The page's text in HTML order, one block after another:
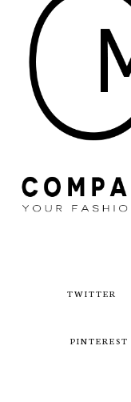
TWITTER
PINTEREST